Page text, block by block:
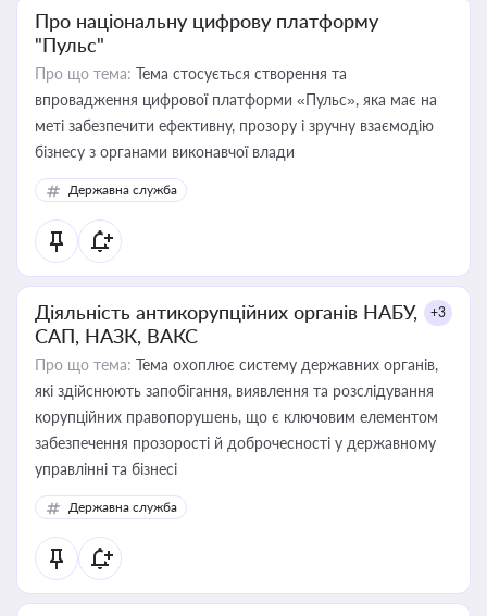
Про національну цифрову платформу
"Пульс"
Про що тема: Тема стосується створення та
впровадження цифрової платформи «Пульс», яка має на
меті забезпечити ефективну, прозору і зручну взаємодію
бізнесу з органами виконавчої влади
Державна служба
Діяльність антикорупційних органів НАБУ,
САП, НАЗК, ВАКС
+3
Про що тема: Тема охоплює систему державних органів,
які здійснюють запобігання, виявлення та розслідування
корупційних правопорушень, що є ключовим елементом
забезпечення прозорості й доброчесності у державному
управлінні та бізнесі
Державна служба